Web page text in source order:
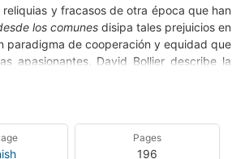
y fracasos de otra época que han
los comunes disipa tales prejuicios en
paradigma de cooperación y equidad que
apasionantes, David Bollier describe la
nuestra sociedad y reclamar nuestra
te sorprenderá, te aclarará las ideas
Pages
196